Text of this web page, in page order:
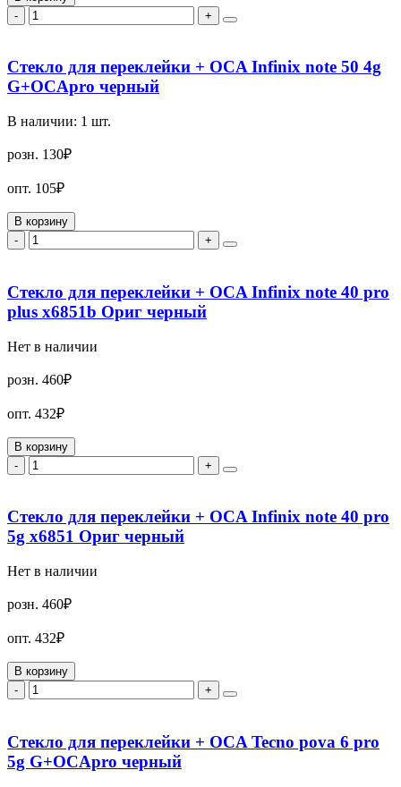
-
+
Стекло для переклейки + OCA Infinix note 50 4g
G+OCApro черный
В наличии: 1 шт.
розн. 130₽
опт. 105₽
В корзину
-
+
Стекло для переклейки + OCA Infinix note 40 pro
plus x6851b Ориг черный
Нет в наличии
розн. 460₽
опт. 432₽
В корзину
-
+
Стекло для переклейки + OCA Infinix note 40 pro
5g x6851 Ориг черный
Нет в наличии
розн. 460₽
опт. 432₽
В корзину
-
+
Стекло для переклейки + OCA Tecno pova 6 pro
5g G+OCApro черный